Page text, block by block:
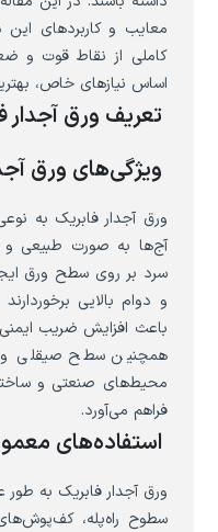
معایب و کاربردهای
کاملی از نقاط قوت و
اساس نیازهای خاص،
تعریف ورق آجدار
ویژگی‌های ورق
ورق آجدار فابریک به
آج‌ها به صورت طبیعی و
سرد بر روی سطح ورق
و دوام بالایی
باعث افزایش ضریب
همچنین سطح صیقلی و
محیط‌های صنعتی و
فراهم می‌آورد.
استفاده‌های
ورق آجدار فابریک به
سطوح راه‌پله،